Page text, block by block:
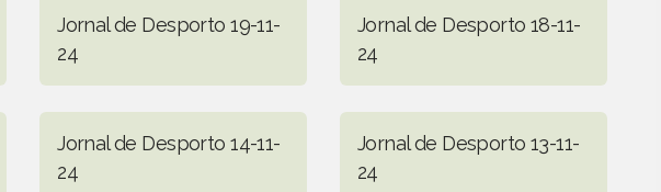
Jornal de Desporto 19-11-
24
Jornal de Desporto 18-11-
24
Jornal de Desporto 14-11-
24
Jornal de Desporto 13-11-
24